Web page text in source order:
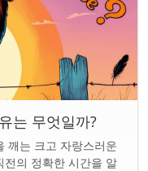
는 무엇일까?
깨는 크고 자랑스러운
전의 정확한 시간을 알